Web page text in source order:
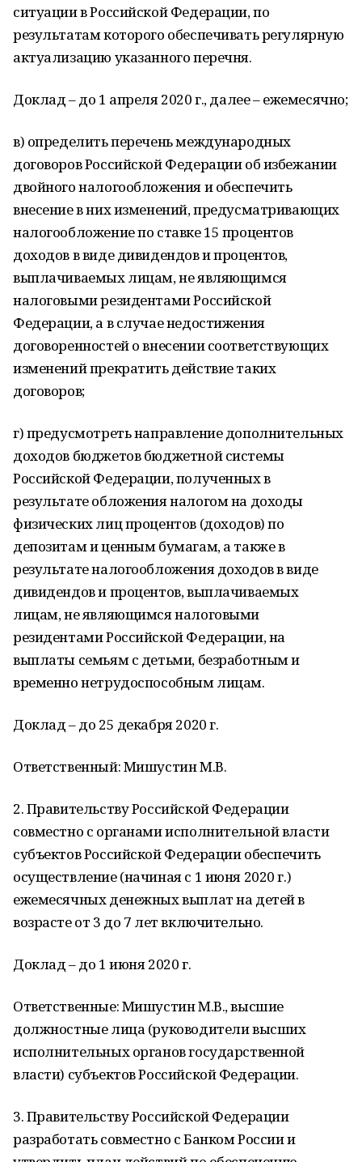
ситуации в Российской Федерации, по
результатам которого обеспечивать регулярную
актуализацию указанного перечня.
Доклад – до 1 апреля 2020 г., далее – ежемесячно;
в) определить перечень международных
договоров Российской Федерации об избежании
двойного налогообложения и обеспечить
внесение в них изменений, предусматривающих
налогообложение по ставке 15 процентов
доходов в виде дивидендов и процентов,
выплачиваемых лицам, не являющимся
налоговыми резидентами Российской
Федерации, а в случае недостижения
договоренностей о внесении соответствующих
изменений прекратить действие таких
договоров;
г) предусмотреть направление дополнительных
доходов бюджетов бюджетной системы
Российской Федерации, полученных в
результате обложения налогом на доходы
физических лиц процентов (доходов) по
депозитам и ценным бумагам, а также в
результате налогообложения доходов в виде
дивидендов и процентов, выплачиваемых
лицам, не являющимся налоговыми
резидентами Российской Федерации, на
выплаты семьям с детьми, безработным и
временно нетрудоспособным лицам.
Доклад – до 25 декабря 2020 г.
Ответственный: Мишустин М.В.
2. Правительству Российской Федерации
совместно с органами исполнительной власти
субъектов Российской Федерации обеспечить
осуществление (начиная с 1 июня 2020 г.)
ежемесячных денежных выплат на детей в
возрасте от 3 до 7 лет включительно.
Доклад – до 1 июня 2020 г.
Ответственные: Мишустин М.В., высшие
должностные лица (руководители высших
исполнительных органов государственной
власти) субъектов Российской Федерации.
3. Правительству Российской Федерации
разработать совместно с Банком России и